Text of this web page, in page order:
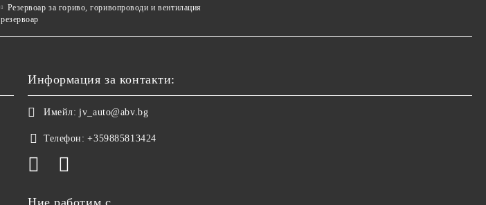
Резервоар за гориво, горивопроводи и вентилация
резервоар
Информация за контакти:
Имейл: jv_auto@abv.bg
Телефон: +359885813424